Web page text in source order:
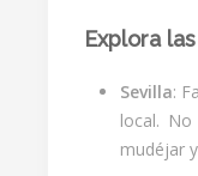
Explora
Sevilla:
local.
mudéjar